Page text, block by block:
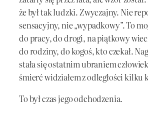
że był tak ludzki. Zwyczajny. Nie
sensacyjny, nie „wypadkowy”. To
do pracy, do drogi, na piątkowy
do rodziny, do kogoś, kto czekał.
stała się ostatnim ubraniem
śmierć widziałem z odległości kilku
To był czas jego odchodzenia.